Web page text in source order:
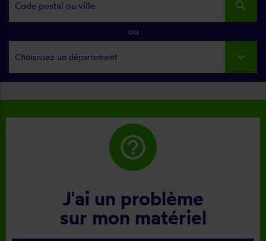
search
ou
Choisissez un département
help_outline
J'ai un problème
sur mon matériel